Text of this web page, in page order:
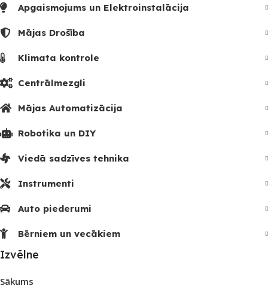
Apgaismojums un Elektroinstalācija
Mājas Drošība
Klimata kontrole
Centrālmezgli
Mājas Automatizācija
Robotika un DIY
Viedā sadzīves tehnika
Instrumenti
Auto piederumi
Bērniem un vecākiem
Izvēlne
Sākums